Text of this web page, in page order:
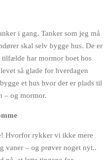
i gang. Tanker som jeg må
skal selv bygge hus. De er
tilfælde har mormor boet hos
så glade for hverdagen
et hus hvor der er plads til
– og mormor.
Hvorfor rykker vi ikke mere
vaner – og prøver noget nyt..